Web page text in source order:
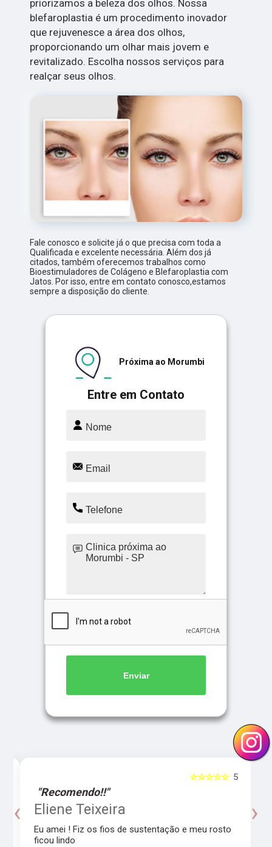
priorizamos a beleza dos olhos. Nossa
blefaroplastia é um procedimento inovador
que rejuvenesce a área dos olhos,
proporcionando um olhar mais jovem e
revitalizado. Escolha nossos serviços para
realçar seus olhos.
Fale conosco e solicite já o que precisa com toda a
Qualificada e excelente necessária. Além dos já
citados, também oferecemos trabalhos como
Bioestimuladores de Colágeno e Blefaroplastia com
Jatos. Por isso, entre em contato conosco,estamos
sempre a disposição do cliente.
Entre em Contato
Próxima ao Morumbi
Enviar
5
☆☆☆☆☆
"Recomendo!!"
Eliene Teixeira
Eu amei ! Fiz os fios de sustentação e meu rosto
ficou lindo
‹ ›